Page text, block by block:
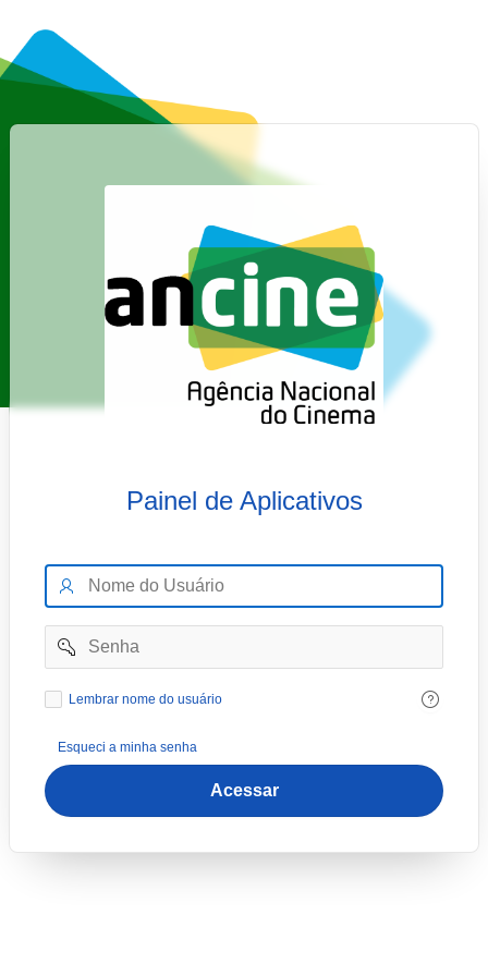
Painel de Aplicativos
Nome
Usuário
Senha
Lembrar
usuário
Lembrar nome do usuário
Esqueci a minha senha
Acessar